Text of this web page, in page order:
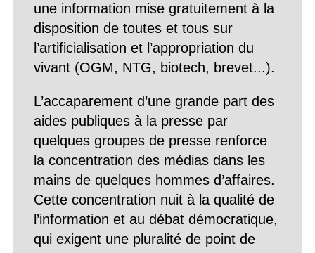
une information mise gratuitement à la
disposition de toutes et tous sur
l’artificialisation et l’appropriation du
vivant (OGM, NTG, biotech, brevet...).
L’accaparement d’une grande part des
aides publiques à la presse par
quelques groupes de presse renforce
la concentration des médias dans les
mains de quelques hommes d’affaires.
Cette concentration nuit à la qualité de
l’information et au débat démocratique,
qui exigent une pluralité de point de